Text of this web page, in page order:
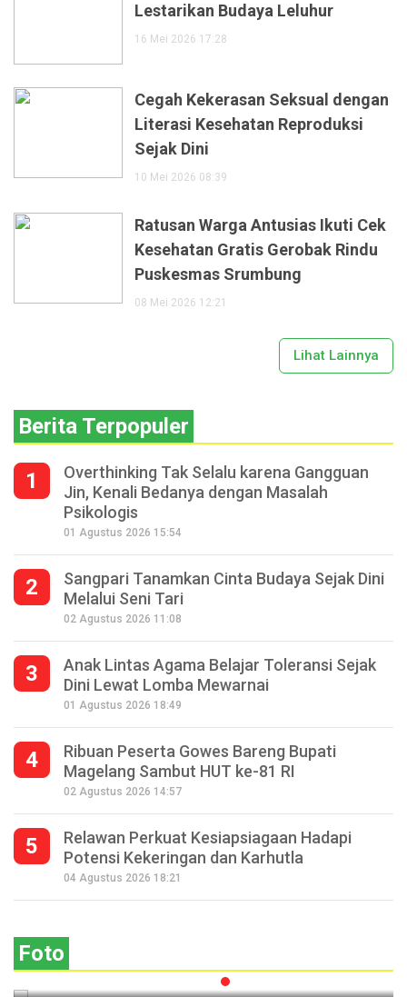
Lestarikan Budaya Leluhur
16 Mei 2026 17:28
Cegah Kekerasan Seksual dengan
Literasi Kesehatan Reproduksi
Sejak Dini
10 Mei 2026 08:39
Ratusan Warga Antusias Ikuti Cek
Kesehatan Gratis Gerobak Rindu
Puskesmas Srumbung
08 Mei 2026 12:21
Lihat Lainnya
Berita Terpopuler
1
Overthinking Tak Selalu karena Gangguan
Jin, Kenali Bedanya dengan Masalah
Psikologis
01 Agustus 2026 15:54
2
Sangpari Tanamkan Cinta Budaya Sejak Dini
Melalui Seni Tari
02 Agustus 2026 11:08
3
Anak Lintas Agama Belajar Toleransi Sejak
Dini Lewat Lomba Mewarnai
01 Agustus 2026 18:49
4
Ribuan Peserta Gowes Bareng Bupati
Magelang Sambut HUT ke-81 RI
02 Agustus 2026 14:57
5
Relawan Perkuat Kesiapsiagaan Hadapi
Potensi Kekeringan dan Karhutla
04 Agustus 2026 18:21
Foto
Seperempat Abad Perhelatan Festival
Lima Gunung XXV Kobarkan Semangat